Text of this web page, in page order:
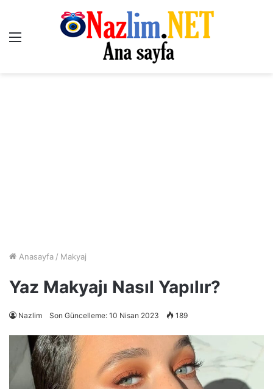
Menü
Anasayfa / Makyaj
Yaz Makyajı Nasıl Yapılır?
Nazlim Son Güncelleme: 10 Nisan 2023 189